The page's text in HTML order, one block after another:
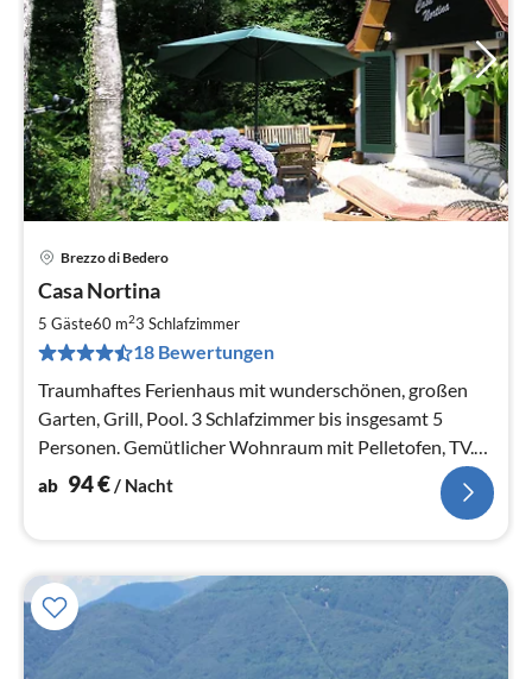
Brezzo di Bedero
Casa Nortina
5 Gäste60 m23 Schlafzimmer
18 Bewertungen
Traumhaftes Ferienhaus mit wunderschönen, großen
Garten, Grill, Pool. 3 Schlafzimmer bis insgesamt 5
Personen. Gemütlicher Wohnraum mit Pelletofen, TV.
Küchennische,
ab 94€/ Nacht